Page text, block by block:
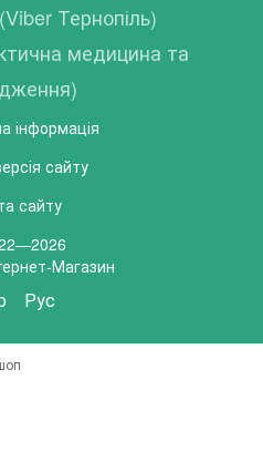
Тернопіль)
медицина та
інформація
сайту
сайту
Магазин
Рус